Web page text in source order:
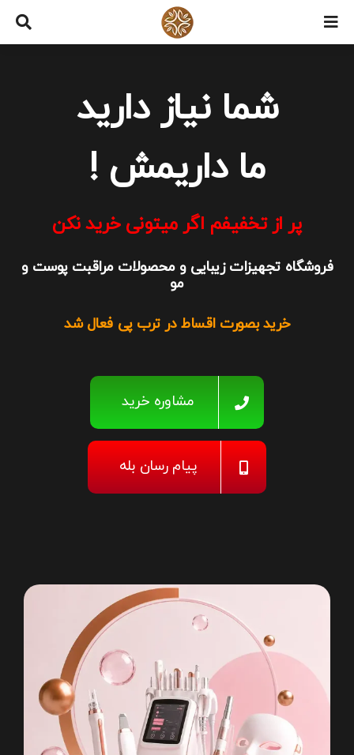
Skip
شما نیاز دارید
ما داریمش !
پر از تخفیفم اگر میتونی خرید نکن
فروشگاه تجهیزات زیبایی و محصولات مراقبت پوست و
مو
خرید بصورت اقساط در ترب پی فعال شد
مشاوره خرید
پیام رسان بله